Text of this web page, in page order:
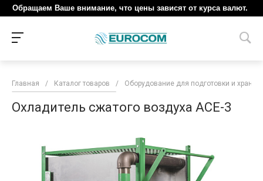
Обращаем Ваше внимание, что цены зависят от курса валют.
Главная / Каталог товаров / Оборудование для подготовки и
Охладитель сжатого воздуха ACE-3